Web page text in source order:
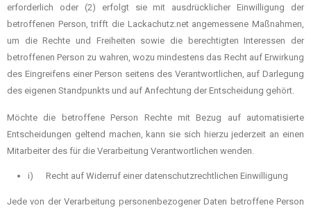
erforderlich oder (2) erfolgt sie mit ausdrücklicher Einwilligung der
betroffenen Person, trifft die Lackachutz.net angemessene Maßnahmen,
um die Rechte und Freiheiten sowie die berechtigten Interessen der
betroffenen Person zu wahren, wozu mindestens das Recht auf Erwirkung
des Eingreifens einer Person seitens des Verantwortlichen, auf Darlegung
des eigenen Standpunkts und auf Anfechtung der Entscheidung gehört.
Möchte die betroffene Person Rechte mit Bezug auf automatisierte
Entscheidungen geltend machen, kann sie sich hierzu jederzeit an einen
Mitarbeiter des für die Verarbeitung Verantwortlichen wenden.
i) Recht auf Widerruf einer datenschutzrechtlichen Einwilligung
Jede von der Verarbeitung personenbezogener Daten betroffene Person